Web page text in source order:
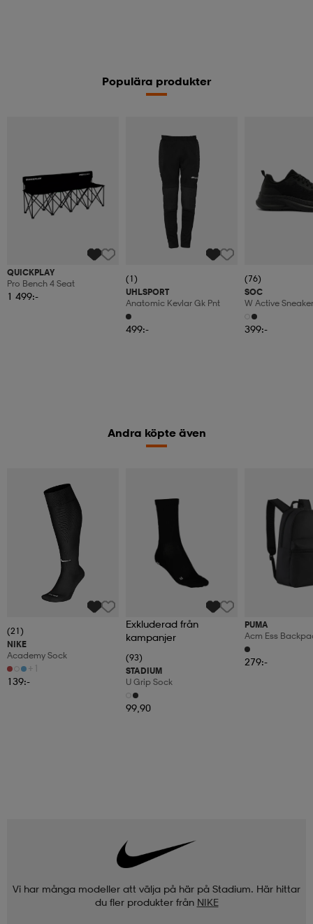
Populära produkter
QUICKPLAY
Pro Bench 4 Seat
1 499:-
(1)
UHLSPORT
Anatomic Kevlar Gk Pnt
499:-
(76)
SOC
W Active Sneaker
399:-
Andra köpte även
(21)
NIKE
Academy Sock
+1
139:-
Exkluderad från
kampanjer
(93)
STADIUM
U Grip Sock
99,90
PUMA
Acm Ess
279:-
Vi har många modeller att välja på här på Stadium. Här hittar
du fler produkter från NIKE